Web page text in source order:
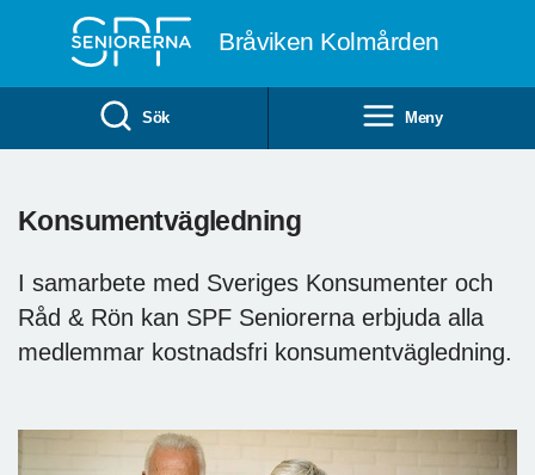
Bråviken Kolmården
Sök Meny
Konsumentvägledning
I samarbete med Sveriges Konsumenter och
Råd & Rön kan SPF Seniorerna erbjuda alla
medlemmar kostnadsfri konsumentvägledning.